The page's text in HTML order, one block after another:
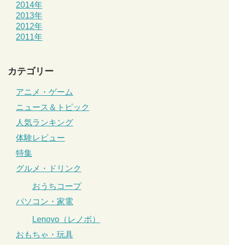
2014年
2013年
2012年
2011年
カテゴリー
アニメ・ゲーム
ニュース＆トピック
人気ランキング
体験レビュー
特集
グルメ・ドリンク
おうちコープ
パソコン・家電
Lenovo（レノボ）
おもちゃ・玩具